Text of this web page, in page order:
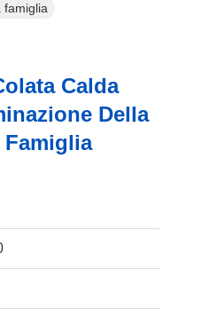
famiglia
Calda
Della
Famiglia